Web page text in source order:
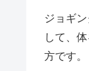
ジョギ
して、
方です。